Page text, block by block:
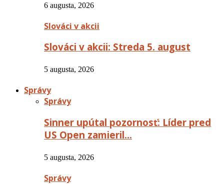
6 augusta, 2026
Slováci v akcii
Slováci v akcii: Streda 5. august
5 augusta, 2026
Správy
Správy
Sinner upútal pozornosť: Líder pred
US Open zamieril…
5 augusta, 2026
Správy